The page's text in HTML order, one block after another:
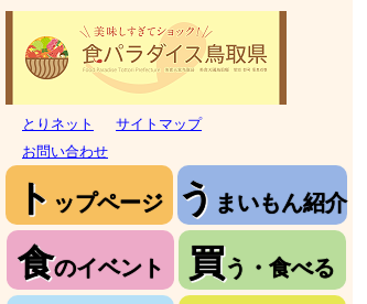
とりネット
サイトマップ
お問い合わせ
ト ップページ う まいもん紹介
食のイベント 買う・食べる